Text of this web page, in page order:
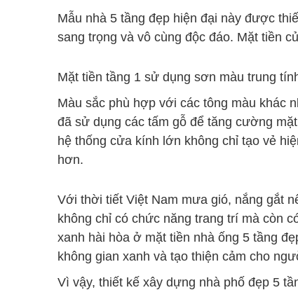
Mẫu nhà 5 tầng đẹp hiện đại này được
sang trọng và vô cùng độc đáo. Mặt tiền
Mặt tiền tầng 1 sử dụng sơn màu trung
Màu sắc phù hợp với các tông màu khác
đã sử dụng các tấm gỗ để tăng cường
hệ thống cửa kính lớn không chỉ tạo vẻ
hơn.
Với thời tiết Việt Nam mưa gió, nắng gắt
không chỉ có chức năng trang trí mà còn
xanh hài hòa ở mặt tiền nhà ống 5 tầng
không gian xanh và tạo thiện cảm cho
Vì vậy, thiết kế xây dựng nhà phố đẹp 5